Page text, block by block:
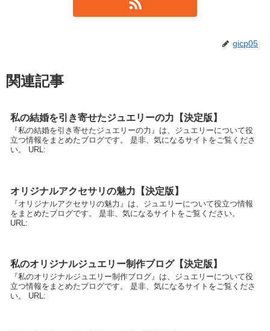
gicp05
関連記事
私の結婚を引き寄せたジュエリーの力【決定版】
『私の結婚を引き寄せたジュエリーの力』は、ジュエリーについて役
立つ情報をまとめたブログです。 是非、気になるサイトをご覧くださ
い。 URL:
オリジナルアクセサリの魅力【決定版】
『オリジナルアクセサリの魅力』は、ジュエリーについて役立つ情報
をまとめたブログです。 是非、気になるサイトをご覧ください。
URL:
私のオリジナルジュエリー制作ブログ【決定版】
『私のオリジナルジュエリー制作ブログ』は、ジュエリーについて役
立つ情報をまとめたブログです。 是非、気になるサイトをご覧くださ
い。 URL: